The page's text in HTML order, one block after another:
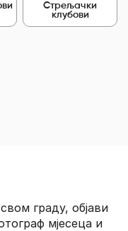
Стрељачки
клубови
граду, објави
мјесеца и